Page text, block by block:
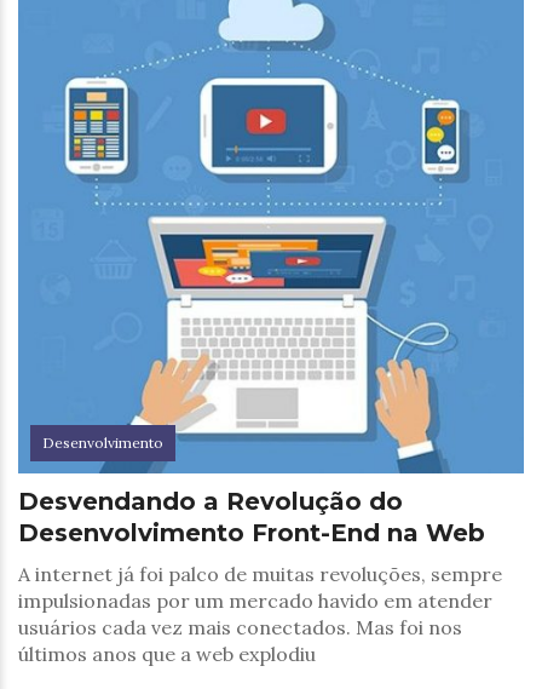
Desenvolvimento
Desvendando a Revolução do
Desenvolvimento Front-End na Web
A internet já foi palco de muitas revoluções, sempre
impulsionadas por um mercado havido em atender
usuários cada vez mais conectados. Mas foi nos
últimos anos que a web explodiu